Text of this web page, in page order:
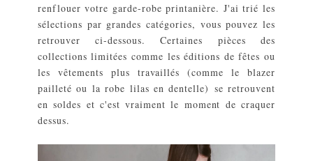
renflouer votre garde-robe printanière. J'ai trié les
sélections par grandes catégories, vous pouvez les
retrouver ci-dessous. Certaines pièces des
collections limitées comme les éditions de fêtes ou
les vêtements plus travaillés (comme le blazer
pailleté ou la robe lilas en dentelle) se retrouvent
en soldes et c'est vraiment le moment de craquer
dessus.